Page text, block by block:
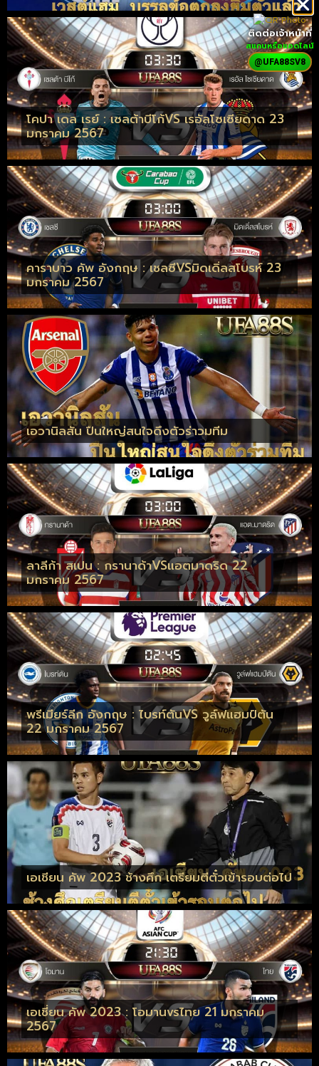
โคปา เดล เรย์ : เซลต้าบีโก้VS เรอัลโซเซียดาด 23
มกราคม 2567
คาราบาว คัพ อังกฤษ : เชลซีVSมิดเดิ่ลสโบรห์ 23
มกราคม 2567
เอวานิลสัน ปืนใหญ่สนใจดึงตัวร่าวมทีม
ลาลีก้า สเปน : กรานาด้าVSแอตมาดริด 22
มกราคม 2567
พรีเมียร์ลีก อังกฤษ : ไบรท์ตันVS วูล์ฟแฮมป์ตัน
22 มกราคม 2567
เอเชียน คัพ 2023 ช้างศึก เตรียมตีตั๋วเข้ารอบต่อไป
เอเชี่ยน คัพ 2023 : โอมานvsไทย 21 มกราคม
2567
ติดต่อเจ้าหน้าที่
สแกนหรือแอดไลน์
@UFA88SV8